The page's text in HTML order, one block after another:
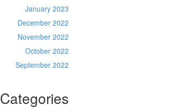
January 2023
December 2022
November 2022
October 2022
September 2022
Categories